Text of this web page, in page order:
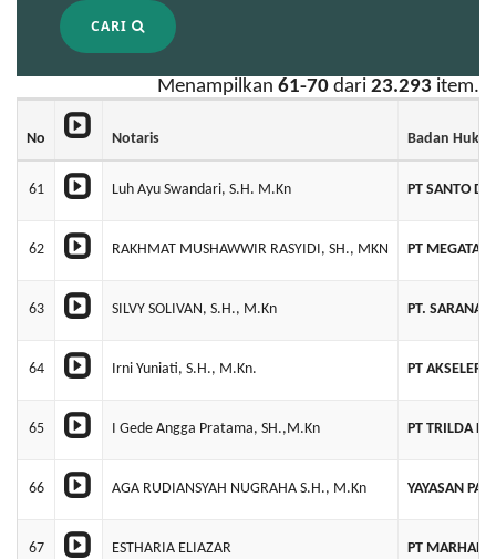
CARI
Menampilkan 61-70 dari 23.293 item.
No Notaris Badan
61 Luh Ayu Swandari, S.H. M.Kn PT SANTO
62 RAKHMAT MUSHAWWIR RASYIDI, SH., MKN PT
63 SILVY SOLIVAN, S.H., M.Kn PT. SARANA
64 Irni Yuniati, S.H., M.Kn. PT
65 I Gede Angga Pratama, SH.,M.Kn PT TRILDA
66 AGA RUDIANSYAH NUGRAHA S.H., M.Kn YAYASAN
67 ESTHARIA ELIAZAR PT